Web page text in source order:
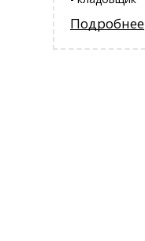
Подробнее